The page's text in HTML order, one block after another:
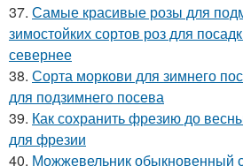
37. Самые красивые розы для
зимостойких сортов роз для
севернее
38. Сорта моркови для зимнего
для подзимнего посева
39. Как сохранить фрезию до
для фрезии
40. Можжевельник обыкновенный